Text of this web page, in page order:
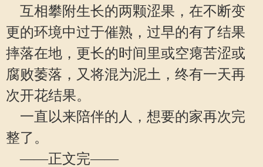
互相攀附生长的两颗涩果，在不断变
更的环境中过于催熟，过早的有了结果
摔落在地，更长的时间里或空瘪苦涩或
腐败萎落，又将混为泥土，终有一天再
次开花结果。
一直以来陪伴的人，想要的家再次完
整了。
——正文完——